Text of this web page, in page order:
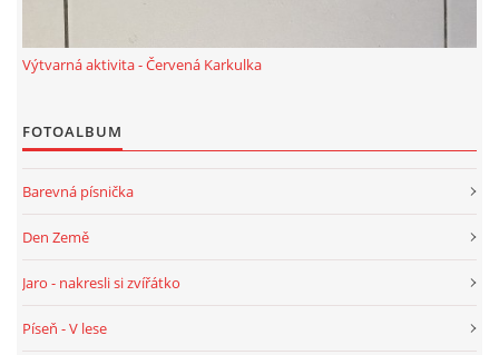
MIKULÁŠ, ČERTI
SVĚTOVÝ DEN VODY 22. BŘEZEN
Výtvarná aktivita - Červená Karkulka
FOTOALBUM
Barevná písnička
Den Země
Jaro - nakresli si zvířátko
Píseň - V lese